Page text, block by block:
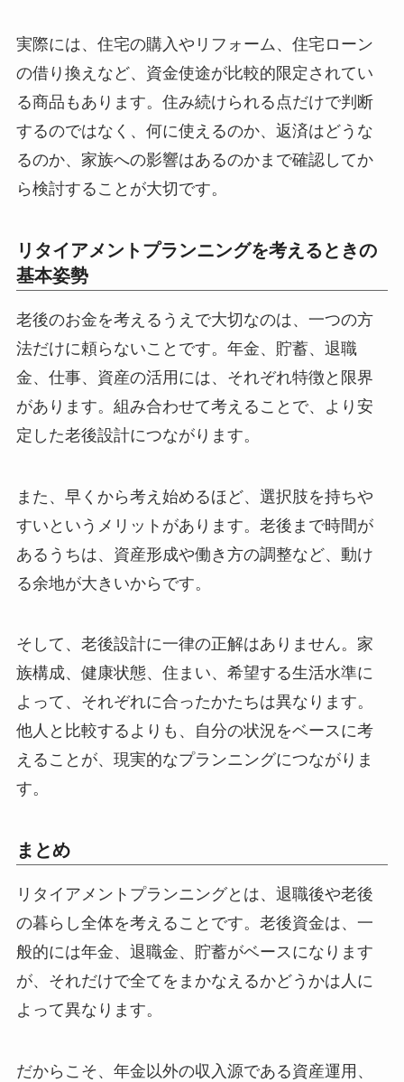
実際には、住宅の購入やリフォーム、住宅ローン
の借り換えなど、資金使途が比較的限定されてい
る商品もあります。住み続けられる点だけで判断
するのではなく、何に使えるのか、返済はどうな
るのか、家族への影響はあるのかまで確認してか
ら検討することが大切です。
リタイアメントプランニングを考えるときの
基本姿勢
老後のお金を考えるうえで大切なのは、一つの方
法だけに頼らないことです。年金、貯蓄、退職
金、仕事、資産の活用には、それぞれ特徴と限界
があります。組み合わせて考えることで、より安
定した老後設計につながります。
また、早くから考え始めるほど、選択肢を持ちや
すいというメリットがあります。老後まで時間が
あるうちは、資産形成や働き方の調整など、動け
る余地が大きいからです。
そして、老後設計に一律の正解はありません。家
族構成、健康状態、住まい、希望する生活水準に
よって、それぞれに合ったかたちは異なります。
他人と比較するよりも、自分の状況をベースに考
えることが、現実的なプランニングにつながりま
す。
まとめ
リタイアメントプランニングとは、退職後や老後
の暮らし全体を考えることです。老後資金は、一
般的には年金、退職金、貯蓄がベースになります
が、それだけで全てをまかなえるかどうかは人に
よって異なります。
だからこそ、年金以外の収入源である資産運用、